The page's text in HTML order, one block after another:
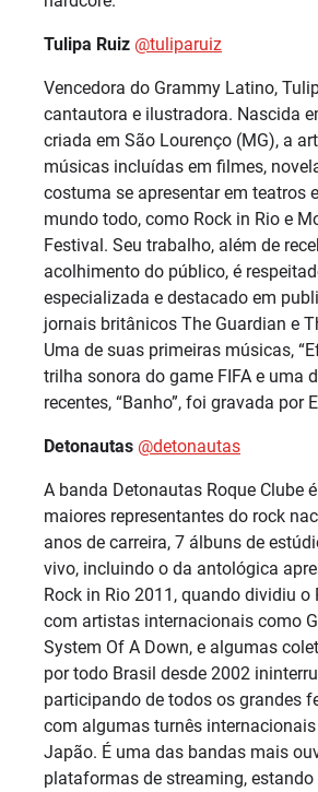
Tulipa Ruiz @‌tuliparuiz
Vencedora do Grammy Latino,
cantautora e ilustradora. Nascida
criada em São Lourenço (MG), a
músicas incluídas em filmes,
costuma se apresentar em teatros
mundo todo, como Rock in Rio e
Festival. Seu trabalho, além de
acolhimento do público, é
especializada e destacado em
jornais britânicos The Guardian e
Uma de suas primeiras músicas,
trilha sonora do game FIFA e uma
recentes, “Banho”, foi gravada por
Detonautas @‌detonautas
A banda Detonautas Roque Clube
maiores representantes do rock
anos de carreira, 7 álbuns de
vivo, incluindo o da antológica
Rock in Rio 2011, quando dividiu o
com artistas internacionais como
System Of A Down, e algumas
por todo Brasil desde 2002
participando de todos os grandes
com algumas turnês internacionais
Japão. É uma das bandas mais
plataformas de streaming,